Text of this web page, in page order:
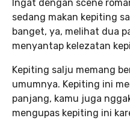
Ingat dengan scene
sedang makan kepiting
banget, ya, melihat dua
menyantap kelezatan
Kepiting salju memang
umumnya. Kepiting ini
panjang, kamu juga
mengupas kepiting ini